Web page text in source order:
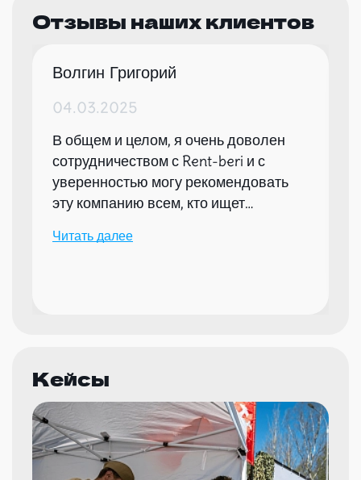
Отзывы наших клиентов
Волгин Григорий
04.03.2025
В общем и целом, я очень доволен
сотрудничеством с Rent-beri и с
уверенностью могу рекомендовать
эту компанию всем, кто ищет
мероприятий.
Читать далее
Кейсы